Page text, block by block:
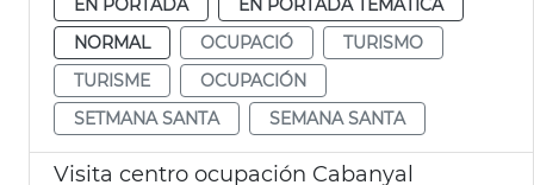
NORMAL
OCUPACIÓ
TURISMO
TURISME
OCUPACIÓN
SETMANA SANTA
SEMANA SANTA
Visita centro ocupación Cabanyal